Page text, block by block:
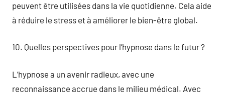
peuvent être utilisées dans la vie quotidienne. Cela aide
à réduire le stress et à améliorer le bien-être global.
10. Quelles perspectives pour l’hypnose dans le futur ?
L’hypnose a un avenir radieux, avec une
reconnaissance accrue dans le milieu médical. Avec